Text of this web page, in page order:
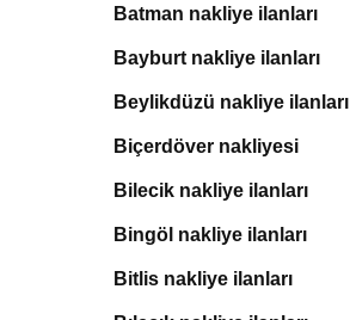
Batman nakliye ilanları
Bayburt nakliye ilanları
Beylikdüzü nakliye ilanları
Biçerdöver nakliyesi
Bilecik nakliye ilanları
Bingöl nakliye ilanları
Bitlis nakliye ilanları